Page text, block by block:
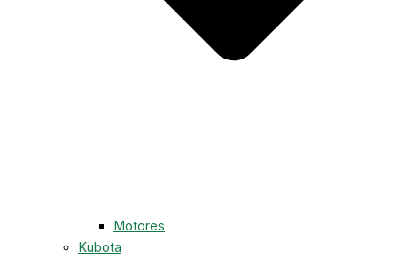
Motores
Kubota